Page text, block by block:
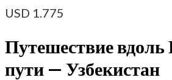
USD 1.775
Путешествие
пути — Узбекистан